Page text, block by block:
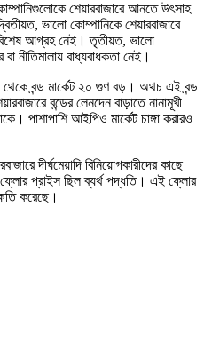
শেয়ারবাজারে আনতে উৎসাহ
ভালো কোম্পানিকে শেয়ারবাজারে
বিশেষ আগ্রহ নেই। তৃতীয়ত, ভালো
নীতিমালায় বাধ্যবাধকতা নেই।
থেকে বন্ড মার্কেট ২০ গুণ বড়। অথচ এই বন্ড
বন্ডের লেনদেন বাড়াতে নানামূখী
পাশাপাশি আইপিও মার্কেট চাঙ্গা করারও
দীর্ঘমেয়াদি বিনিয়োগকারীদের কাছে
ফ্লোর প্রাইস ছিল ব্যর্থ পদ্ধতি। এই ফ্লোর
করেছে।